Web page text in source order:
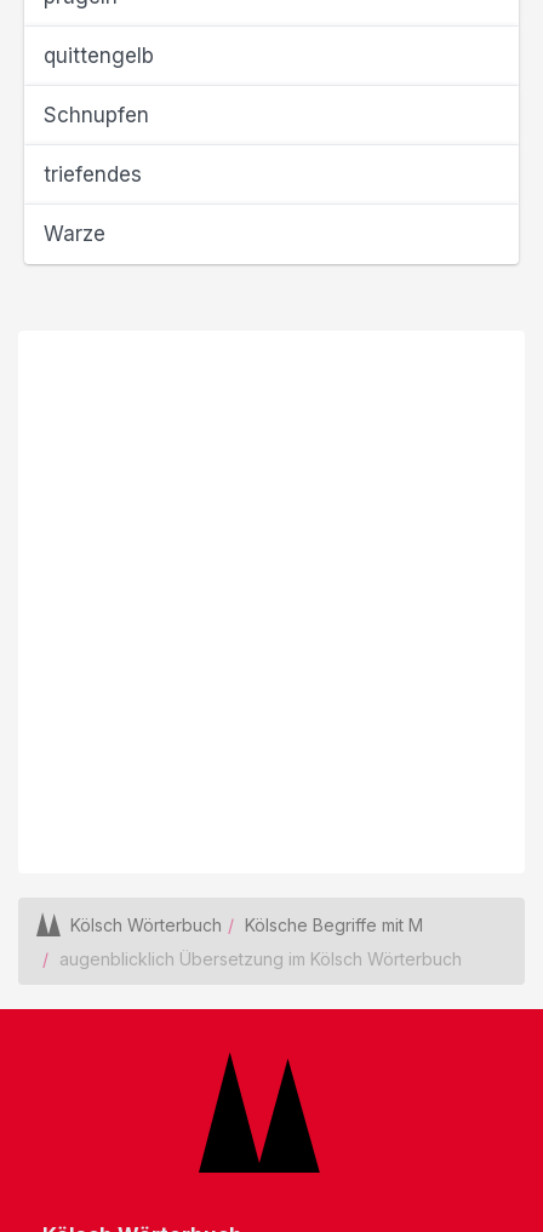
quittengelb
Schnupfen
triefendes
Warze
Kölsch Wörterbuch
Kölsche Begriffe mit M
augenblicklich Übersetzung im Kölsch Wörterbuch